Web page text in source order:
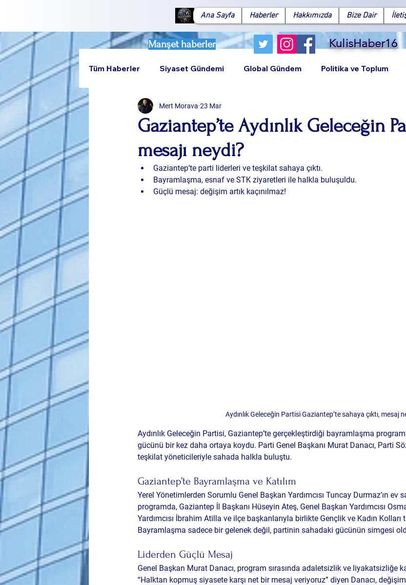
Ana Sayfa Haberler Hakkımızda Bize Dair
Manşet haberler KulisHaber16
Tüm Haberler Siyaset Gündemi Global Gündem Politika ve Toplum
Teknoloji Rumeli
Gaziantep’te Aydınlık Geleceğin
mesajı neydi?
Mert Morava 23 Mar
Gaziantep’te parti liderleri ve teşkilat sahaya çıktı.
Bayramlaşma, esnaf ve STK ziyaretleri ile halkla buluşuldu.
Güçlü mesaj: değişim artık kaçınılmaz!
Aydınlık Geleceğin Partisi Gaziantep’te sahaya çıktı, mesaj
Aydınlık Geleceğin Partisi, Gaziantep’te gerçekleştirdiği bayramlaşma
gücünü bir kez daha ortaya koydu. Parti Genel Başkanı Murat Danacı, Parti
teşkilat yöneticileriyle sahada halkla buluştu.
Gaziantep’te Bayramlaşma ve Katılım
Yerel Yönetimlerden Sorumlu Genel Başkan Yardımcısı Tuncay Durmaz’ın ev
programda, Gaziantep İl Başkanı Hüseyin Ateş, Genel Başkan Yardımcısı
Yardımcısı İbrahim Atilla ve ilçe başkanlarıyla birlikte Gençlik ve Kadın
Bayramlaşma sadece bir gelenek değil, partinin sahadaki gücünün simgesi
Liderden Güçlü Mesaj
Genel Başkan Murat Danacı, program sırasında adaletsizlik ve liyakatsizliğe
“Halktan kopmuş siyasete karşı net bir mesaj veriyoruz” diyen Danacı,